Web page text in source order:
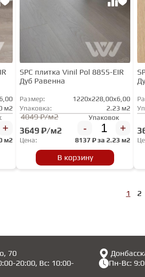
м2
+
м2
SPC плитка Vinil Pol 8855-EIR
Дуб Равенна
Размер:
1220x228,00x6,00
Упаковка:
2.23 м2
4049 ₽/м2
3649 ₽/м2
Упаковок
- +
Цена: 8137₽ за2.23 м2
В корзину
1 2
70
20:00, Вс: 10:00-
Пн-Вс: